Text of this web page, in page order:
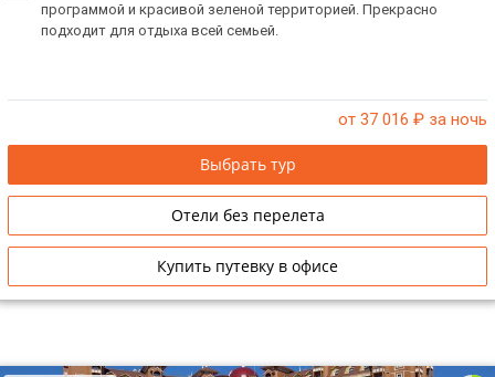
программой и красивой зеленой территорией. Прекрасно
подходит для отдыха всей семьей.
от 37 016 ₽ за ночь
Выбрать тур
Отели без перелета
Купить путевку в офисе